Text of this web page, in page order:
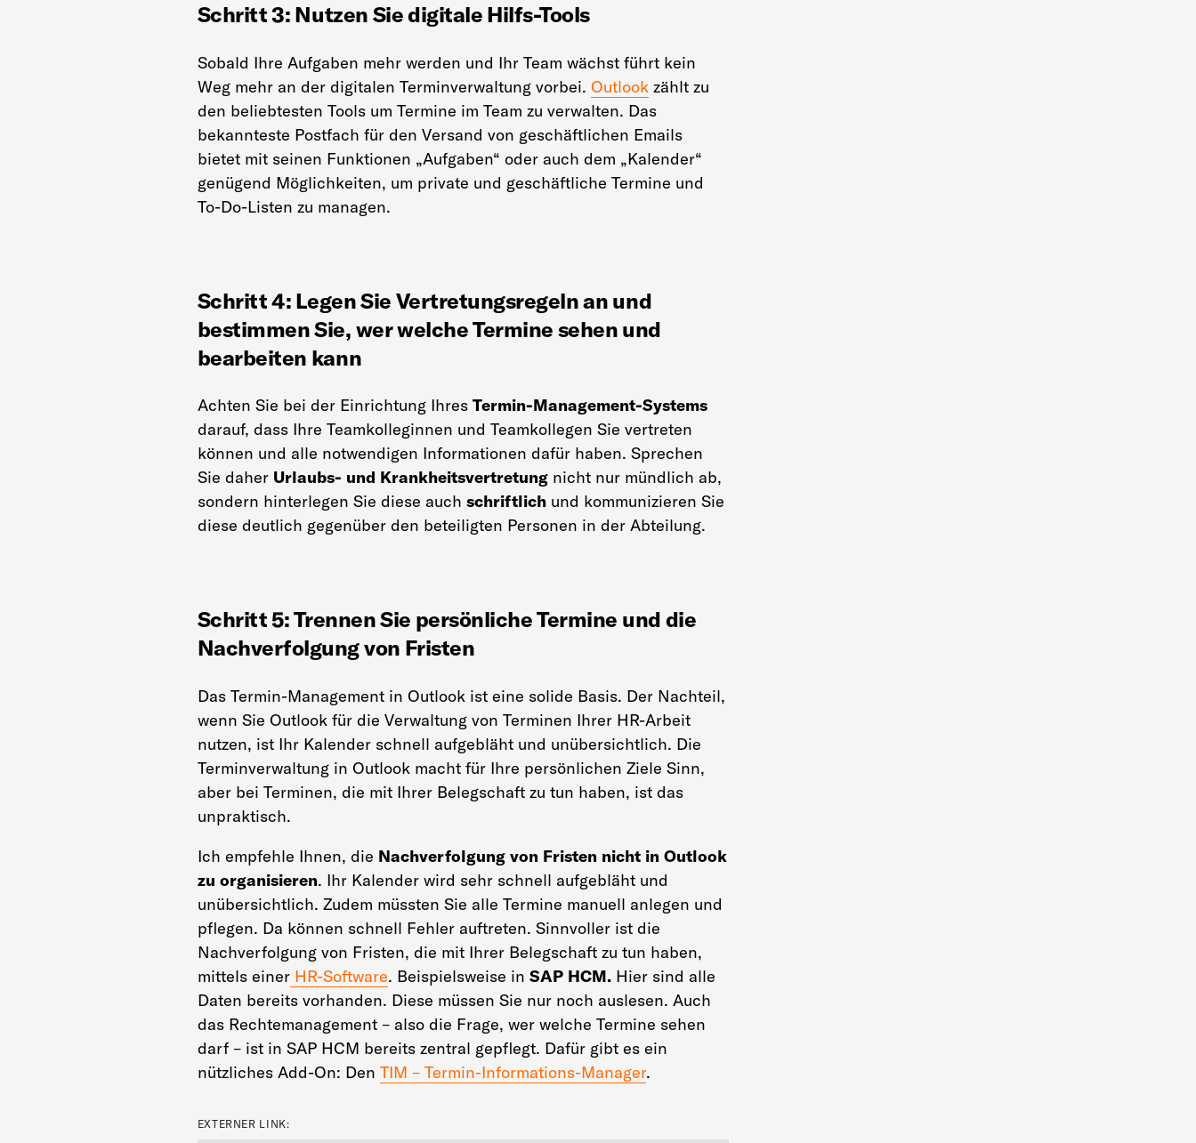
Schritt 3: Nutzen Sie digitale Hilfs-Tools
Sobald Ihre Aufgaben mehr werden und Ihr Team wächst führt kein
Weg mehr an der digitalen Terminverwaltung vorbei. Outlookzählt zu
den beliebtesten Tools um Termine im Team zu verwalten. Das
bekannteste Postfach für den Versand von geschäftlichen Emails
bietet mit seinen Funktionen „Aufgaben“ oder auch dem „Kalender“
genügend Möglichkeiten, um private und geschäftliche Termine und
To-Do-Listen zu managen.
Schritt 4: Legen Sie Vertretungsregeln an und
bestimmen Sie, wer welche Termine sehen und
bearbeiten kann
Achten Sie bei der Einrichtung Ihres Termin-Management-Systems
darauf, dass Ihre Teamkolleginnen und Teamkollegen Sie vertreten
können und alle notwendigen Informationen dafür haben. Sprechen
Sie daher Urlaubs- und Krankheitsvertretungnicht nur mündlich ab,
sondern hinterlegen Sie diese auch schriftlichund kommunizieren Sie
diese deutlich gegenüber den beteiligten Personen in der Abteilung.
Schritt 5: Trennen Sie persönliche Termine und die
Nachverfolgung von Fristen
Das Termin-Management in Outlook ist eine solide Basis. Der Nachteil,
wenn Sie Outlook für die Verwaltung von Terminen Ihrer HR-Arbeit
nutzen, ist Ihr Kalender schnell aufgebläht und unübersichtlich. Die
Terminverwaltung in Outlook macht für Ihre persönlichen Ziele Sinn,
aber bei Terminen, die mit Ihrer Belegschaft zu tun haben, ist das
unpraktisch.
Ich empfehle Ihnen, die Nachverfolgung von Fristen nicht in Outlook
zu organisieren. Ihr Kalender wird sehr schnell aufgebläht und
unübersichtlich. Zudem müssten Sie alle Termine manuell anlegen und
pflegen. Da können schnell Fehler auftreten. Sinnvoller ist die
Nachverfolgung von Fristen, die mit Ihrer Belegschaft zu tun haben,
mittels einerHR-Software. Beispielsweise in SAP HCM.Hier sind alle
Daten bereits vorhanden. Diese müssen Sie nur noch auslesen. Auch
das Rechtemanagement – also die Frage, wer welche Termine sehen
darf – ist in SAP HCM bereits zentral gepflegt. Dafür gibt es ein
nützliches Add-On: Den TIM – Termin-Informations-Manager.
EXTERNER LINK: